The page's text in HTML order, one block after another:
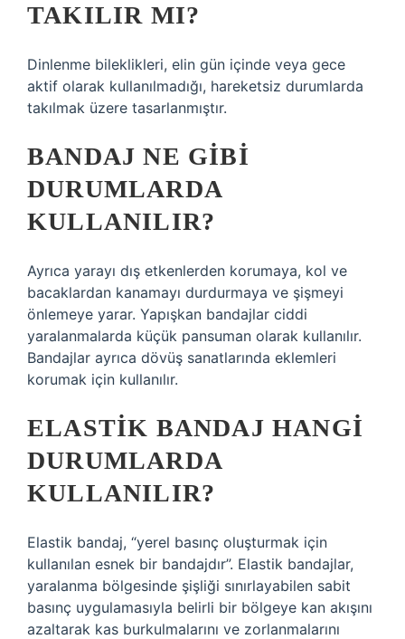
TAKILIR MI?
Dinlenme bileklikleri, elin gün içinde veya gece
aktif olarak kullanılmadığı, hareketsiz durumlarda
takılmak üzere tasarlanmıştır.
BANDAJ NE GIBI
DURUMLARDA
KULLANILIR?
Ayrıca yarayı dış etkenlerden korumaya, kol ve
bacaklardan kanamayı durdurmaya ve şişmeyi
önlemeye yarar. Yapışkan bandajlar ciddi
yaralanmalarda küçük pansuman olarak kullanılır.
Bandajlar ayrıca dövüş sanatlarında eklemleri
korumak için kullanılır.
ELASTIK BANDAJ HANGI
DURUMLARDA
KULLANILIR?
Elastik bandaj, “yerel basınç oluşturmak için
kullanılan esnek bir bandajdır”. Elastik bandajlar,
yaralanma bölgesinde şişliği sınırlayabilen sabit
basınç uygulamasıyla belirli bir bölgeye kan akışını
azaltarak kas burkulmalarını ve zorlanmalarını